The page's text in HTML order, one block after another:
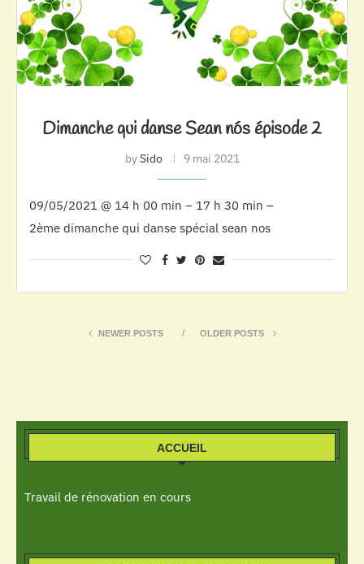
Dimanche qui danse Sean nós épisode 2
bySido 9 mai 2021
09/05/2021 @ 14 h 00 min – 17 h 30 min –
2ème dimanche qui danse spécial sean nos
NEWER POSTS OLDER POSTS
ACCUEIL
Travail de rénovation en cours